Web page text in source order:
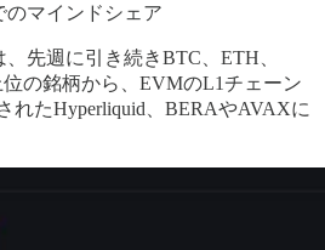
のマインドシェア
先週に引き続きBTC、ETH、
の銘柄から、EVMのL1チェーン
れたHyperliquid、BERAやAVAXに